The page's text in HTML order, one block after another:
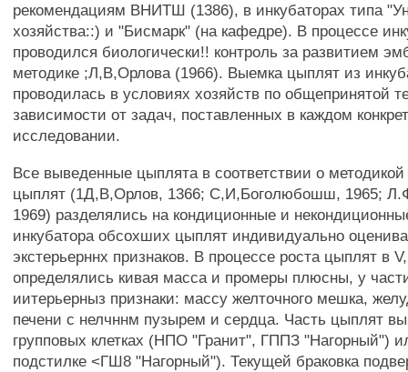
рекомендациям ВНИТШ (1386), в инкубаторах типа
хозяйства::) и "Бисмарк" (на кафедре). В процессе
проводился биологически!! контроль за развитием
методике ;Л,В,Орлова (1966). Выемка цыплят из
проводилась в условиях хозяйств по общепринятой
зависимости от задач, поставленных в каждом
исследовании.
Все выведенные цыплята в соответствии о
цыплят (1Д,В,Орлов, 1366; С,И,Боголюбошш, 1965;
1969) разделялись на кондиционные и
инкубатора обсохших цыплят индивидуально
экстерьерннх признаков. В процессе роста цыплят в
определялись кивая масса и промеры плюсны, у
иитерьерныз признаки: массу желточного мешка,
печени с нелчннм пузырем и сердца. Часть цыплят
групповых клетках (НПО "Гранит", ГППЗ "Нагорный")
подстилке <ГШ8 "Нагорный"). Текущей браковка